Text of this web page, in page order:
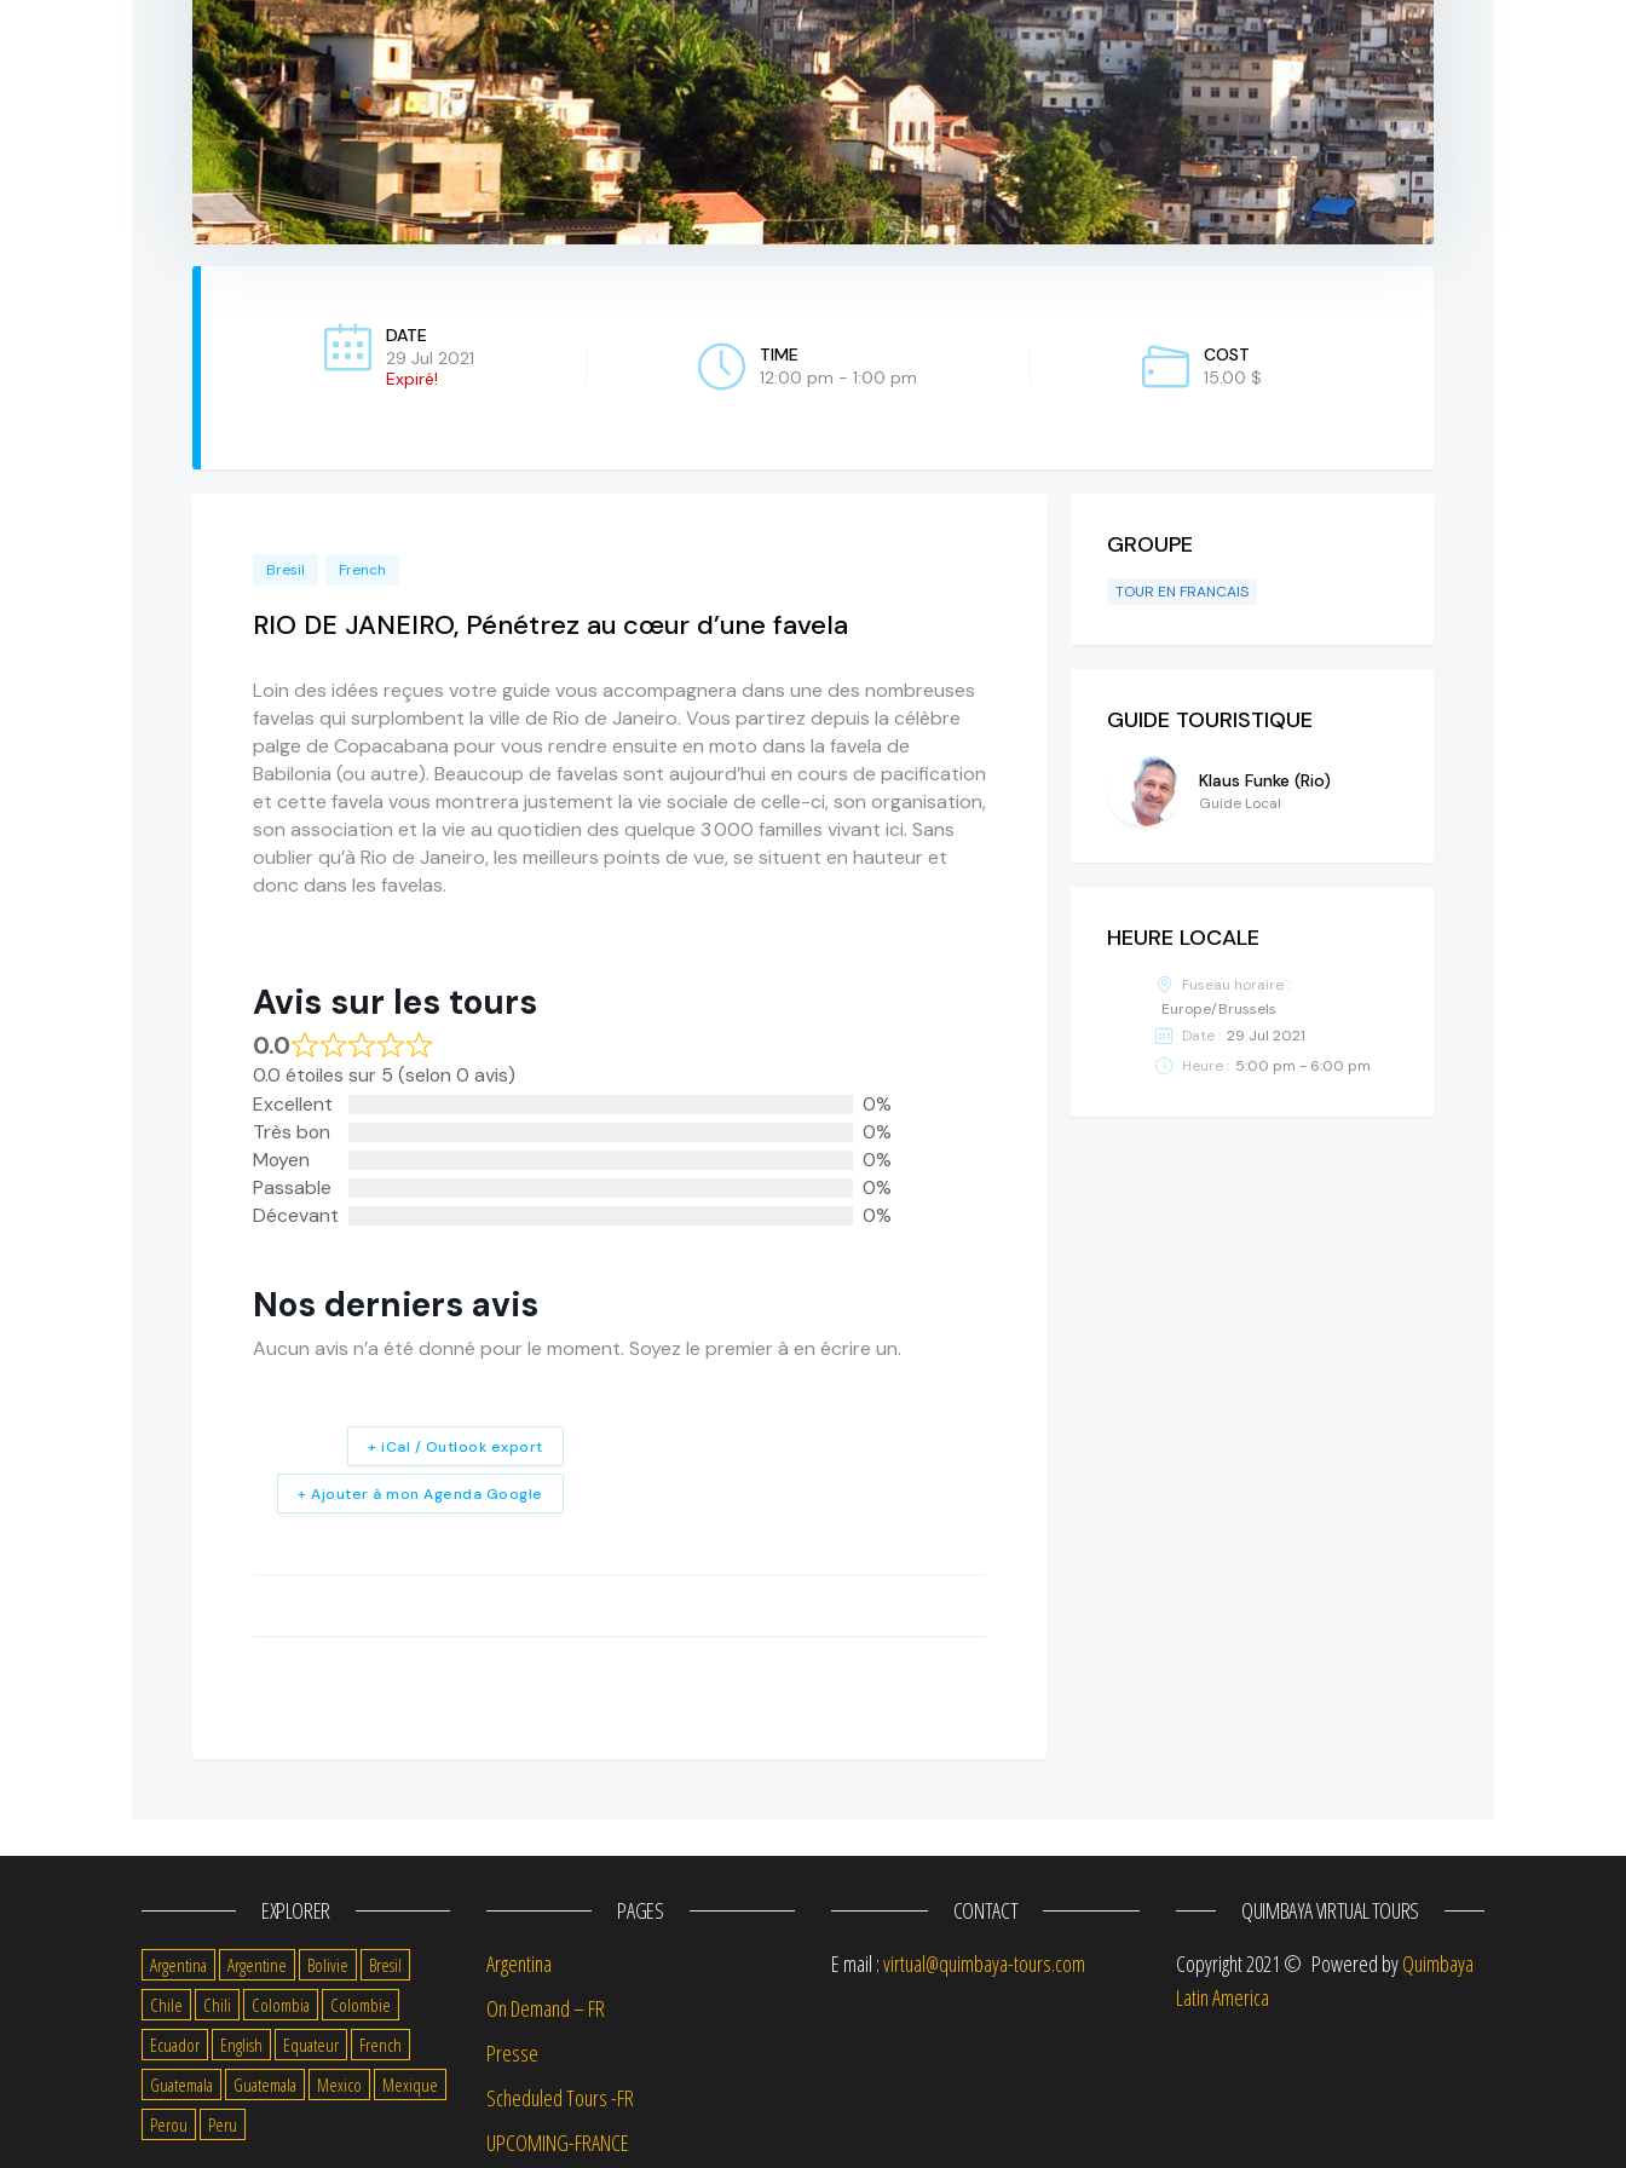
DATE
29 Jul 2021
Expiré!
TIME
12:00 pm - 1:00 pm
COST
15.00 $
Bresil French
RIO DE JANEIRO, Pénétrez au cœur d’une favela
Loin des idées reçues votre guide vous accompagnera dans une des nombreuses
favelas qui surplombent la ville de Rio de Janeiro. Vous partirez depuis la célèbre
palge de Copacabana pour vous rendre ensuite en moto dans la favela de
Babilonia (ou autre). Beaucoup de favelas sont aujourd’hui en cours de pacification
et cette favela vous montrera justement la vie sociale de celle-ci, son organisation,
son association et la vie au quotidien des quelque 3 000 familles vivant ici. Sans
oublier qu’à Rio de Janeiro, les meilleurs points de vue, se situent en hauteur et
donc dans les favelas.
Avis sur les tours
0.0
0.0 étoiles sur 5 (selon 0 avis)
Excellent
0%
Très bon
0%
Moyen
0%
Passable
0%
Décevant
0%
Nos derniers avis
Aucun avis n’a été donné pour le moment. Soyez le premier à en écrire un.
+ Ajouter à mon Agenda Google
+ iCal / Outlook export
GROUPE
TOUR EN FRANCAIS
GUIDE TOURISTIQUE
Klaus Funke (Rio)
Guide Local
HEURE LOCALE
Fuseau horaire :
Europe/Brussels
Date : 29 Jul 2021
Heure : 5:00 pm - 6:00 pm
EXPLORER
Argentina Argentine Bolivie
Bresil
Chile
Chili Colombia
Colombie
Ecuador
English Equateur
French
Guatemala
Guatemala Mexico
Mexique
Perou
Peru
PAGES
Argentina
On Demand – FR
Presse
Scheduled Tours -FR
UPCOMING-FRANCE
CONTACT
E mail :virtual@quimbaya-tours.com
QUIMBAYA VIRTUAL TOURS
Copyright 2021 © Powered byQuimbaya
Latin America